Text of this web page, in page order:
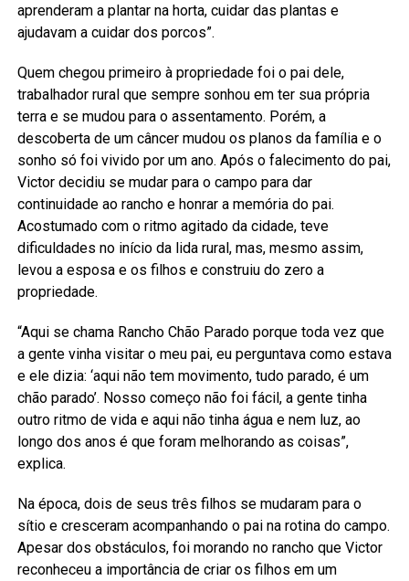
aprenderam a plantar na horta, cuidar das plantas e
ajudavam a cuidar dos porcos”.
Quem chegou primeiro à propriedade foi o pai dele,
trabalhador rural que sempre sonhou em ter sua própria
terra e se mudou para o assentamento. Porém, a
descoberta de um câncer mudou os planos da família e o
sonho só foi vivido por um ano. Após o falecimento do pai,
Victor decidiu se mudar para o campo para dar
continuidade ao rancho e honrar a memória do pai.
Acostumado com o ritmo agitado da cidade, teve
dificuldades no início da lida rural, mas, mesmo assim,
levou a esposa e os filhos e construiu do zero a
propriedade.
“Aqui se chama Rancho Chão Parado porque toda vez que
a gente vinha visitar o meu pai, eu perguntava como estava
e ele dizia: ‘aqui não tem movimento, tudo parado, é um
chão parado’. Nosso começo não foi fácil, a gente tinha
outro ritmo de vida e aqui não tinha água e nem luz, ao
longo dos anos é que foram melhorando as coisas”,
explica.
Na época, dois de seus três filhos se mudaram para o
sítio e cresceram acompanhando o pai na rotina do campo.
Apesar dos obstáculos, foi morando no rancho que Victor
reconheceu a importância de criar os filhos em um